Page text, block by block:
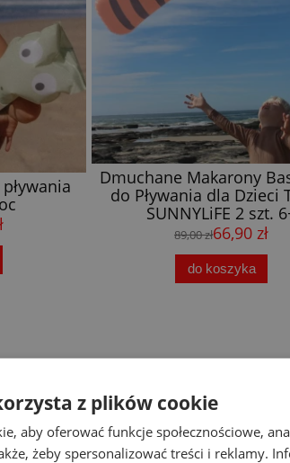
Dmuchane Makarony
do Pływania dla Dzieci
SUNNYLiFE 2 szt.
89,00 zł66,90 zł
do koszyka
z plików cookie
aby oferować funkcje społecznościowe,
żeby spersonalizować treści i reklamy.